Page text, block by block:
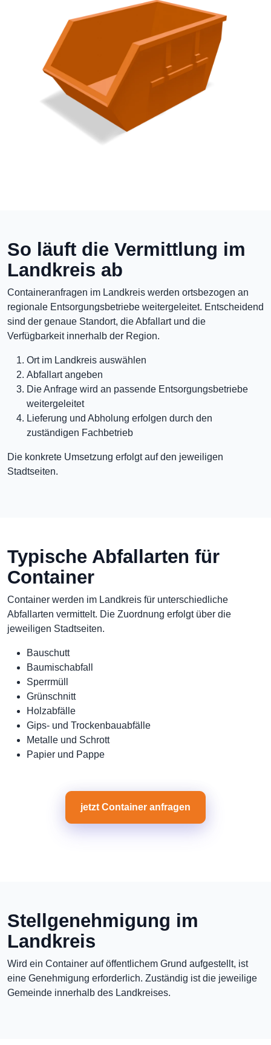
So läuft die Vermittlung im
Landkreis ab
Containeranfragen im Landkreis werden ortsbezogen an
regionale Entsorgungsbetriebe weitergeleitet. Entscheidend
sind der genaue Standort, die Abfallart und die
Verfügbarkeit innerhalb der Region.
Ort im Landkreis auswählen
Abfallart angeben
Die Anfrage wird an passende Entsorgungsbetriebe
weitergeleitet
Lieferung und Abholung erfolgen durch den
zuständigen Fachbetrieb
Die konkrete Umsetzung erfolgt auf den jeweiligen
Stadtseiten.
Typische Abfallarten für
Container
Container werden im Landkreis für unterschiedliche
Abfallarten vermittelt. Die Zuordnung erfolgt über die
jeweiligen Stadtseiten.
Bauschutt
Baumischabfall
Sperrmüll
Grünschnitt
Holzabfälle
Gips- und Trockenbauabfälle
Metalle und Schrott
Papier und Pappe
jetzt Container anfragen
Stellgenehmigung im
Landkreis
Wird ein Container auf öffentlichem Grund aufgestellt, ist
eine Genehmigung erforderlich. Zuständig ist die jeweilige
Gemeinde innerhalb des Landkreises.